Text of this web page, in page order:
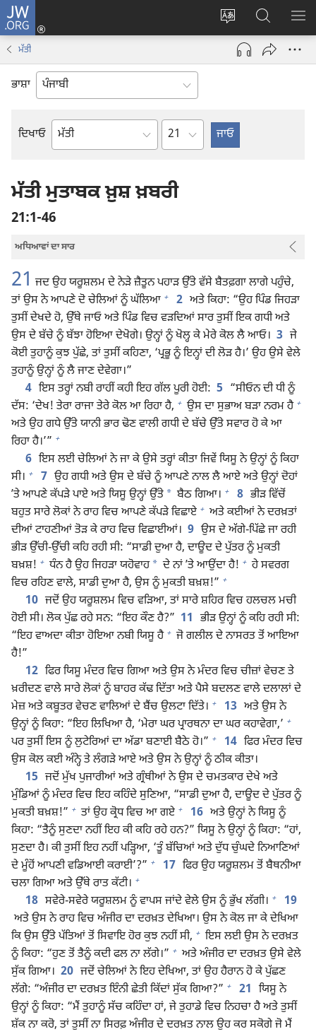
JW.ORG
ਸਾਈਟ
ਦੀ
ਭਾਸ਼ਾ
ਲਾਗ-
(opens
new
JW.ORG
ʼਤੇ
ਖੋਜ
ਮੱਤੀ
ਭਾਸ਼ਾ
ਦਿਖਾਓ
ਬਾਈਬਲ
Chapter
ਮੱਤੀ ਮੁਤਾਬਕ ਖ਼ੁਸ਼ ਖ਼ਬਰੀ
21:1-46
ਅਧਿਆਵਾਂ ਦਾ ਸਾਰ
21 ਜਦ ਉਹ ਯਰੂਸ਼ਲਮ ਦੇ ਨੇੜੇ ਜ਼ੈਤੂਨ ਪਹਾੜ ਉੱਤੇ ਵੱਸੇ ਬੈਤਫ਼ਗਾ ਲਾਗੇ ਪਹੁੰਚੇ,
ਤਾਂ ਉਸ ਨੇ ਆਪਣੇ ਦੋ ਚੇਲਿਆਂ ਨੂੰ ਘੱਲਿਆ + 2 ਅਤੇ ਕਿਹਾ: “ਉਹ ਪਿੰਡ ਜਿਹੜਾ
ਤੁਸੀਂ ਦੇਖਦੇ ਹੋ, ਉੱਥੇ ਜਾਓ ਅਤੇ ਪਿੰਡ ਵਿਚ ਵੜਦਿਆਂ ਸਾਰ ਤੁਸੀਂ ਇਕ ਗਧੀ ਅਤੇ
ਉਸ ਦੇ ਬੱਚੇ ਨੂੰ ਬੱਝਾ ਹੋਇਆ ਦੇਖੋਗੇ। ਉਨ੍ਹਾਂ ਨੂੰ ਖੋਲ੍ਹ ਕੇ ਮੇਰੇ ਕੋਲ ਲੈ ਆਓ। 3 ਜੇ
ਕੋਈ ਤੁਹਾਨੂੰ ਕੁਝ ਪੁੱਛੇ, ਤਾਂ ਤੁਸੀਂ ਕਹਿਣਾ, ‘ਪ੍ਰਭੂ ਨੂੰ ਇਨ੍ਹਾਂ ਦੀ ਲੋੜ ਹੈ।’ ਉਹ ਉਸੇ ਵੇਲੇ
ਤੁਹਾਨੂੰ ਉਨ੍ਹਾਂ ਨੂੰ ਲੈ ਜਾਣ ਦੇਵੇਗਾ।”
4 ਇਸ ਤਰ੍ਹਾਂ ਨਬੀ ਰਾਹੀਂ ਕਹੀ ਇਹ ਗੱਲ ਪੂਰੀ ਹੋਈ: 5 “ਸੀਓਨ ਦੀ ਧੀ ਨੂੰ
ਦੱਸ: ‘ਦੇਖ! ਤੇਰਾ ਰਾਜਾ ਤੇਰੇ ਕੋਲ ਆ ਰਿਹਾ ਹੈ, + ਉਸ ਦਾ ਸੁਭਾਅ ਬੜਾ ਨਰਮ ਹੈ +
ਅਤੇ ਉਹ ਗਧੇ ਉੱਤੇ ਯਾਨੀ ਭਾਰ ਢੋਣ ਵਾਲੀ ਗਧੀ ਦੇ ਬੱਚੇ ਉੱਤੇ ਸਵਾਰ ਹੋ ਕੇ ਆ
ਰਿਹਾ ਹੈ।’” +
6 ਇਸ ਲਈ ਚੇਲਿਆਂ ਨੇ ਜਾ ਕੇ ਉਸੇ ਤਰ੍ਹਾਂ ਕੀਤਾ ਜਿਵੇਂ ਯਿਸੂ ਨੇ ਉਨ੍ਹਾਂ ਨੂੰ ਕਿਹਾ
ਸੀ। + 7 ਉਹ ਗਧੀ ਅਤੇ ਉਸ ਦੇ ਬੱਚੇ ਨੂੰ ਆਪਣੇ ਨਾਲ ਲੈ ਆਏ ਅਤੇ ਉਨ੍ਹਾਂ ਦੋਹਾਂ
ʼਤੇ ਆਪਣੇ ਕੱਪੜੇ ਪਾਏ ਅਤੇ ਯਿਸੂ ਉਨ੍ਹਾਂ ਉੱਤੇ * ਬੈਠ ਗਿਆ। + 8 ਭੀੜ ਵਿੱਚੋਂ
ਬਹੁਤ ਸਾਰੇ ਲੋਕਾਂ ਨੇ ਰਾਹ ਵਿਚ ਆਪਣੇ ਕੱਪੜੇ ਵਿਛਾਏ + ਅਤੇ ਕਈਆਂ ਨੇ ਦਰਖ਼ਤਾਂ
ਦੀਆਂ ਟਾਹਣੀਆਂ ਤੋੜ ਕੇ ਰਾਹ ਵਿਚ ਵਿਛਾਈਆਂ। 9 ਉਸ ਦੇ ਅੱਗੇ-ਪਿੱਛੇ ਜਾ ਰਹੀ
ਭੀੜ ਉੱਚੀ-ਉੱਚੀ ਕਹਿ ਰਹੀ ਸੀ: “ਸਾਡੀ ਦੁਆ ਹੈ, ਦਾਊਦ ਦੇ ਪੁੱਤਰ ਨੂੰ ਮੁਕਤੀ
ਬਖ਼ਸ਼! + ਧੰਨ ਹੈ ਉਹ ਜਿਹੜਾ ਯਹੋਵਾਹ * ਦੇ ਨਾਂ ʼਤੇ ਆਉਂਦਾ ਹੈ! + ਹੇ ਸਵਰਗ
ਵਿਚ ਰਹਿਣ ਵਾਲੇ, ਸਾਡੀ ਦੁਆ ਹੈ, ਉਸ ਨੂੰ ਮੁਕਤੀ ਬਖ਼ਸ਼!” +
10 ਜਦੋਂ ਉਹ ਯਰੂਸ਼ਲਮ ਵਿਚ ਵੜਿਆ, ਤਾਂ ਸਾਰੇ ਸ਼ਹਿਰ ਵਿਚ ਹਲਚਲ ਮਚੀ
ਹੋਈ ਸੀ। ਲੋਕ ਪੁੱਛ ਰਹੇ ਸਨ: “ਇਹ ਕੌਣ ਹੈ?” 11 ਭੀੜ ਉਨ੍ਹਾਂ ਨੂੰ ਕਹਿ ਰਹੀ ਸੀ:
“ਇਹ ਵਾਅਦਾ ਕੀਤਾ ਹੋਇਆ ਨਬੀ ਯਿਸੂ ਹੈ + ਜੋ ਗਲੀਲ ਦੇ ਨਾਸਰਤ ਤੋਂ ਆਇਆ
ਹੈ!”
12 ਫਿਰ ਯਿਸੂ ਮੰਦਰ ਵਿਚ ਗਿਆ ਅਤੇ ਉਸ ਨੇ ਮੰਦਰ ਵਿਚ ਚੀਜ਼ਾਂ ਵੇਚਣ ਤੇ
ਖ਼ਰੀਦਣ ਵਾਲੇ ਸਾਰੇ ਲੋਕਾਂ ਨੂੰ ਬਾਹਰ ਕੱਢ ਦਿੱਤਾ ਅਤੇ ਪੈਸੇ ਬਦਲਣ ਵਾਲੇ ਦਲਾਲਾਂ ਦੇ
ਮੇਜ਼ ਅਤੇ ਕਬੂਤਰ ਵੇਚਣ ਵਾਲਿਆਂ ਦੇ ਬੈਂਚ ਉਲਟਾ ਦਿੱਤੇ। + 13 ਅਤੇ ਉਸ ਨੇ
ਉਨ੍ਹਾਂ ਨੂੰ ਕਿਹਾ: “ਇਹ ਲਿਖਿਆ ਹੈ, ‘ਮੇਰਾ ਘਰ ਪ੍ਰਾਰਥਨਾ ਦਾ ਘਰ ਕਹਾਵੇਗਾ,’ +
ਪਰ ਤੁਸੀਂ ਇਸ ਨੂੰ ਲੁਟੇਰਿਆਂ ਦਾ ਅੱਡਾ ਬਣਾਈ ਬੈਠੇ ਹੋ।” + 14 ਫਿਰ ਮੰਦਰ ਵਿਚ
ਉਸ ਕੋਲ ਕਈ ਅੰਨ੍ਹੇ ਤੇ ਲੰਗੜੇ ਆਏ ਅਤੇ ਉਸ ਨੇ ਉਨ੍ਹਾਂ ਨੂੰ ਠੀਕ ਕੀਤਾ।
15 ਜਦੋਂ ਮੁੱਖ ਪੁਜਾਰੀਆਂ ਅਤੇ ਗ੍ਰੰਥੀਆਂ ਨੇ ਉਸ ਦੇ ਚਮਤਕਾਰ ਦੇਖੇ ਅਤੇ
ਮੁੰਡਿਆਂ ਨੂੰ ਮੰਦਰ ਵਿਚ ਇਹ ਕਹਿੰਦੇ ਸੁਣਿਆ, “ਸਾਡੀ ਦੁਆ ਹੈ, ਦਾਊਦ ਦੇ ਪੁੱਤਰ ਨੂੰ
ਮੁਕਤੀ ਬਖ਼ਸ਼!” + ਤਾਂ ਉਹ ਕ੍ਰੋਧ ਵਿਚ ਆ ਗਏ + 16 ਅਤੇ ਉਨ੍ਹਾਂ ਨੇ ਯਿਸੂ ਨੂੰ
ਕਿਹਾ: “ਤੈਨੂੰ ਸੁਣਦਾ ਨਹੀਂ ਇਹ ਕੀ ਕਹਿ ਰਹੇ ਹਨ?” ਯਿਸੂ ਨੇ ਉਨ੍ਹਾਂ ਨੂੰ ਕਿਹਾ: “ਹਾਂ,
ਸੁਣਦਾ ਹੈ। ਕੀ ਤੁਸੀਂ ਇਹ ਨਹੀਂ ਪੜ੍ਹਿਆ, ‘ਤੂੰ ਬੱਚਿਆਂ ਅਤੇ ਦੁੱਧ ਚੁੰਘਦੇ ਨਿਆਣਿਆਂ
ਦੇ ਮੂੰਹੋਂ ਆਪਣੀ ਵਡਿਆਈ ਕਰਾਈ’?” + 17 ਫਿਰ ਉਹ ਯਰੂਸ਼ਲਮ ਤੋਂ ਬੈਥਨੀਆ
ਚਲਾ ਗਿਆ ਅਤੇ ਉੱਥੇ ਰਾਤ ਕੱਟੀ। +
18 ਸਵੇਰੇ-ਸਵੇਰੇ ਯਰੂਸ਼ਲਮ ਨੂੰ ਵਾਪਸ ਜਾਂਦੇ ਵੇਲੇ ਉਸ ਨੂੰ ਭੁੱਖ ਲੱਗੀ। +
19
ਅਤੇ ਉਸ ਨੇ ਰਾਹ ਵਿਚ ਅੰਜੀਰ ਦਾ ਦਰਖ਼ਤ ਦੇਖਿਆ। ਉਸ ਨੇ ਕੋਲ ਜਾ ਕੇ ਦੇਖਿਆ
ਕਿ ਉਸ ਉੱਤੇ ਪੱਤਿਆਂ ਤੋਂ ਸਿਵਾਇ ਹੋਰ ਕੁਝ ਨਹੀਂ ਸੀ, + ਇਸ ਲਈ ਉਸ ਨੇ ਦਰਖ਼ਤ
ਨੂੰ ਕਿਹਾ: “ਹੁਣ ਤੋਂ ਤੈਨੂੰ ਕਦੀ ਫਲ ਨਾ ਲੱਗੇ।” + ਅਤੇ ਅੰਜੀਰ ਦਾ ਦਰਖ਼ਤ ਉਸੇ ਵੇਲੇ
ਸੁੱਕ ਗਿਆ। 20 ਜਦੋਂ ਚੇਲਿਆਂ ਨੇ ਇਹ ਦੇਖਿਆ, ਤਾਂ ਉਹ ਹੈਰਾਨ ਹੋ ਕੇ ਪੁੱਛਣ
ਲੱਗੇ: “ਅੰਜੀਰ ਦਾ ਦਰਖ਼ਤ ਇੰਨੀ ਛੇਤੀ ਕਿੱਦਾਂ ਸੁੱਕ ਗਿਆ?” + 21 ਯਿਸੂ ਨੇ
ਉਨ੍ਹਾਂ ਨੂੰ ਕਿਹਾ: “ਮੈਂ ਤੁਹਾਨੂੰ ਸੱਚ ਕਹਿੰਦਾ ਹਾਂ, ਜੇ ਤੁਹਾਡੇ ਵਿਚ ਨਿਹਚਾ ਹੈ ਅਤੇ ਤੁਸੀਂ
ਸ਼ੱਕ ਨਾ ਕਰੋ, ਤਾਂ ਤੁਸੀਂ ਨਾ ਸਿਰਫ਼ ਅੰਜੀਰ ਦੇ ਦਰਖ਼ਤ ਨਾਲ ਉਹ ਕਰ ਸਕੋਗੇ ਜੋ ਮੈਂ